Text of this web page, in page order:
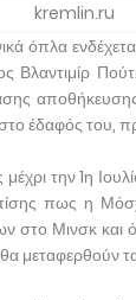
kremlin.ru
όπλα
Βλαντιμίρ
έδαφός του,
την 1η
πως η
Μινσκ και
μεταφερθούν